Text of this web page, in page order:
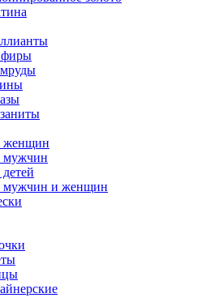
женщин
мужчин
мужчин и женщин